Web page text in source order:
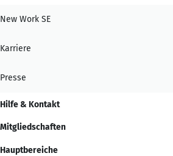
New Work SE
Karriere
Presse
Hilfe & Kontakt
Mitgliedschaften
Hauptbereiche